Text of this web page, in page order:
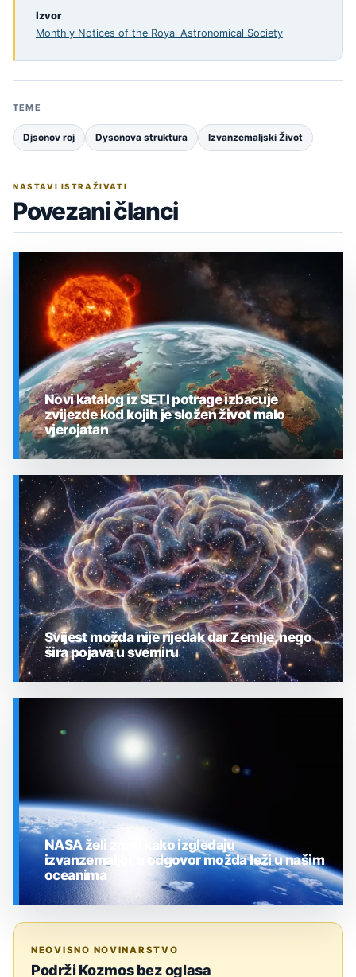
Izvor
Monthly Notices of the Royal Astronomical Society
TEME
Djsonov roj Dysonova struktura Izvanzemaljski Život
NASTAVI ISTRAŽIVATI
Povezani članci
SVEMIR
Novi katalog iz SETI potrage izbacuje
zvijezde kod kojih je složen život malo
vjerojatan
Svijest možda nije rijedak dar Zemlje, nego
šira pojava u svemiru
NASA želi znati kako izgledaju
izvanzemaljci, a odgovor možda leži u našim
oceanima
NEOVISNO NOVINARSTVO
Podrži Kozmos bez oglasa